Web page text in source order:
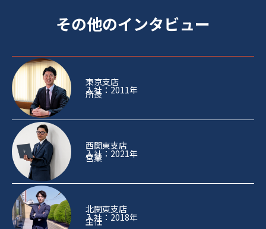
その他のインタビュー
東京支店
所長
入社：2011年
西関東支店
営業
入社：2021年
北関東支店
主任
入社：2018年